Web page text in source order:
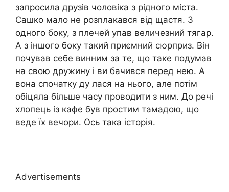
запросила друзів чоловіка з рідного міста.
Сашко мало не розnлакався від щастя. З
одного боку, з плечей упав величезний тягар.
А з іншого боку такий приємний сюрприз. Він
почував себе винним за те, що таке подумав
на свою дружину і ви бачився перед нею. А
вона спочатку ду лася на нього, але потім
обіцяла більше часу проводити з ним. До речі
хлопець із кафе був простим тамадою, що
веде їх вечори. Ось така історія.
Advertisements